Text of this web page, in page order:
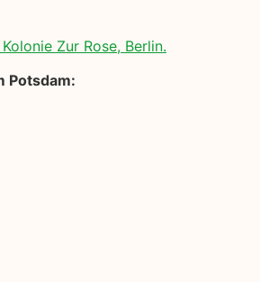
Zur Rose, Berlin.
Potsdam: